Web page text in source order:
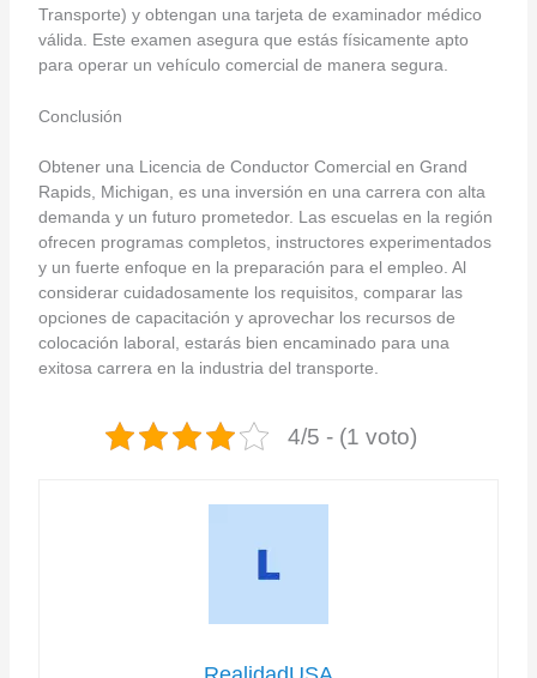
Transporte) y obtengan una tarjeta de examinador médico
válida. Este examen asegura que estás físicamente apto
para operar un vehículo comercial de manera segura.
Conclusión
Obtener una Licencia de Conductor Comercial en Grand
Rapids, Michigan, es una inversión en una carrera con alta
demanda y un futuro prometedor. Las escuelas en la región
ofrecen programas completos, instructores experimentados
y un fuerte enfoque en la preparación para el empleo. Al
considerar cuidadosamente los requisitos, comparar las
opciones de capacitación y aprovechar los recursos de
colocación laboral, estarás bien encaminado para una
exitosa carrera en la industria del transporte.
4/5 - (1 voto)